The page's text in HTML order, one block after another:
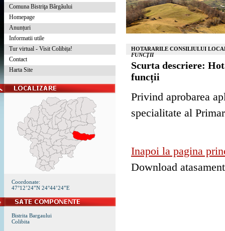
Comuna Bistriţa Bârgăului
Homepage
Anunțuri
Informatii utile
Tur virtual - Visit Colibița!
Contact
Harta Site
Coordonate:
47°12’24”N 24°44’24”E
Bistrita Bargaului
Colibita
HOTARARILE CONSILIULUI
FUNCȚII
Scurta descriere:
funcții
Privind aprobarea
specialitate al
Inapoi la pagina
Download